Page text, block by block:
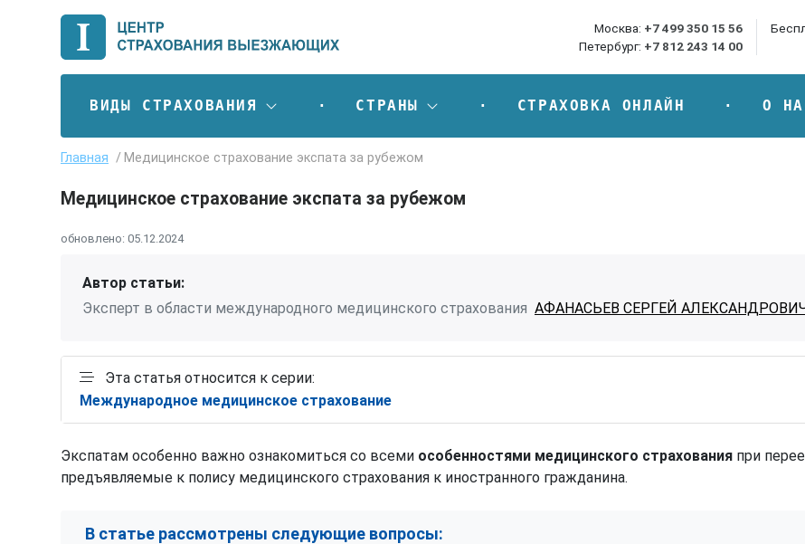
Москва: +7 499 350 15 56
Петербург: +7 812 243 14 00
ВИДЫ СТРАХОВАНИЯ СТРАНЫ СТРАХОВКА ОНЛАЙН О
Главная Медицинское страхование экспата за рубежом
Медицинское страхование экспата за рубежом
обновлено: 05.12.2024
Автор статьи:
Эксперт в области международного медицинского страхования АФАНАСЬЕВ СЕРГЕЙ
Эта статья относится к серии:
Международное медицинское страхование
Экспатам особенно важно ознакомиться со всеми особенностями медицинского страхования при
предъявляемые к полису медицинского страхования к иностранного гражданина.
В статье рассмотрены следующие вопросы: